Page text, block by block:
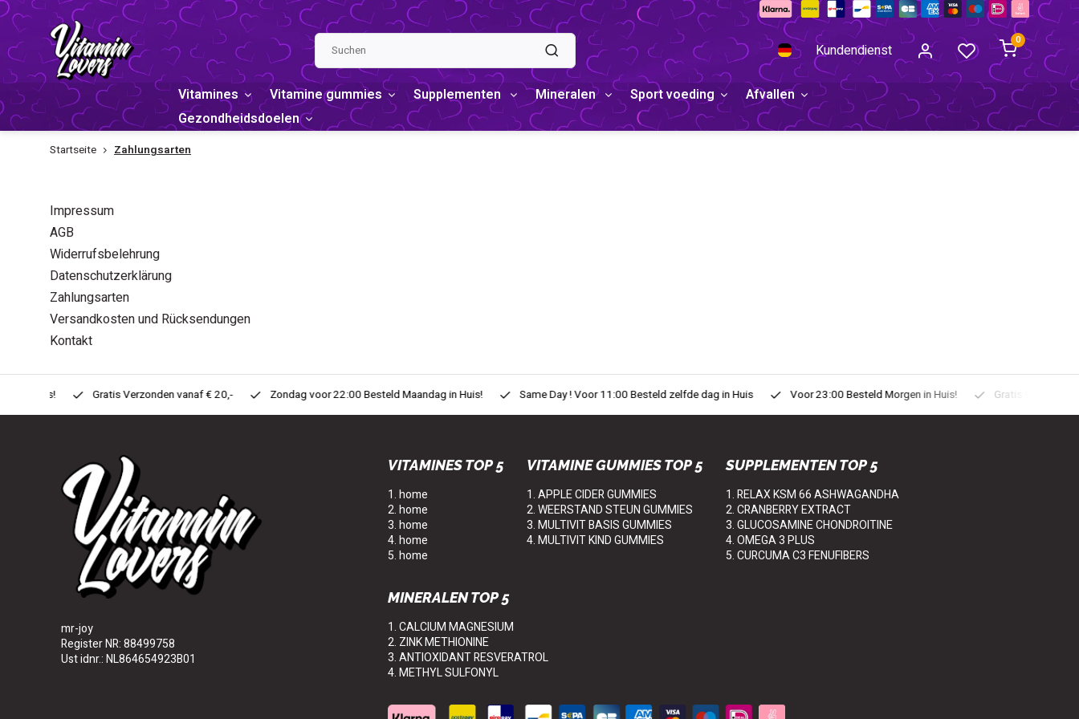
Kundendienst
0
Vitamines Vitamine gummies Supplementen Mineralen Sport voeding
Afvallen
Gezondheidsdoelen
Startseite Zahlungsarten
Impressum
AGB
Widerrufsbelehrung
Datenschutzerklärung
Zahlungsarten
Versandkosten und Rücksendungen
Kontakt
Gratis Verzonden vanaf € 20,- Zondag voor 22:00 Besteld Maandag in Huis! Same Day ! Voor 11:00 Besteld zelfde dag in Huis Voor 23:00 Besteld Morgen in Huis! Gratis Verzonden
mr-joy
Register NR: 88499758
Ust idnr.: NL864654923B01
VITAMINES TOP 5
1. home
2. home
3. home
4. home
5. home
VITAMINE GUMMIES TOP 5
1. APPLE CIDER GUMMIES
2. WEERSTAND STEUN GUMMIES
3. MULTIVIT BASIS GUMMIES
4. MULTIVIT KIND GUMMIES
SUPPLEMENTEN TOP 5
1. RELAX KSM 66 ASHWAGANDHA
2. CRANBERRY EXTRACT
3. GLUCOSAMINE CHONDROITINE
4. OMEGA 3 PLUS
5. CURCUMA C3 FENUFIBERS
MINERALEN TOP 5
1. CALCIUM MAGNESIUM
2. ZINK METHIONINE
3. ANTIOXIDANT RESVERATROL
4. METHYL SULFONYL